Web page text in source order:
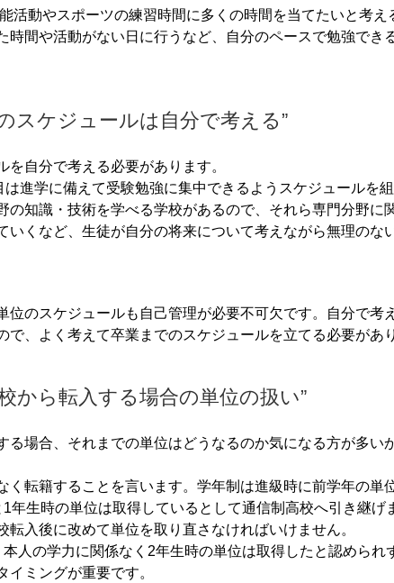
活動やスポーツの練習時間に多くの時間を当てたいと考え
時間や活動がない日に行うなど、自分のペースで勉強でき
スケジュールは自分で考える”
自分で考える必要があります。
進学に備えて受験勉強に集中できるようスケジュールを
知識・技術を学べる学校があるので、それら専門分野に
いくなど、生徒が自分の将来について考えながら無理のな
位のスケジュールも自己管理が必要不可欠です。自分で考
、よく考えて卒業までのスケジュールを立てる必要があ
から転入する場合の単位の扱い”
場合、それまでの単位はどうなるのか気になる方が多い
転籍することを言います。 学年制は進級時に前学年の単
年生時の単位は取得しているとして通信制高校へ引き継げ
入後に改めて単位を取り直さなければいけません。
人の学力に関係なく2年生時の単位は取得したと認められ
ミングが重要です。